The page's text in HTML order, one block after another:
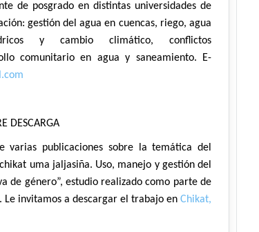
de posgrado en distintas universidades de
gestión del agua en cuencas, riego, agua
y cambio climático, conflictos
comunitario en agua y saneamiento. E-
DESCARGA
varias publicaciones sobre la temática del
uma jaljasiña. Uso, manejo y gestión del
de género”, estudio realizado como parte de
Le invitamos a descargar el trabajo en Chikat,